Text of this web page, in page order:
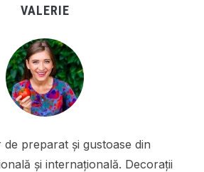
VALERIE
de preparat și gustoase din
și internațională. Decorații